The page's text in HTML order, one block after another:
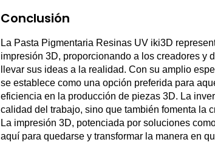
Conclusión
La Pasta Pigmentaria Resinas UV iki3D
impresión 3D, proporcionando a los creadores y
llevar sus ideas a la realidad. Con su amplio
se establece como una opción preferida para
eficiencia en la producción de piezas 3D. La
calidad del trabajo, sino que también fomenta la
La impresión 3D, potenciada por soluciones
aquí para quedarse y transformar la manera en